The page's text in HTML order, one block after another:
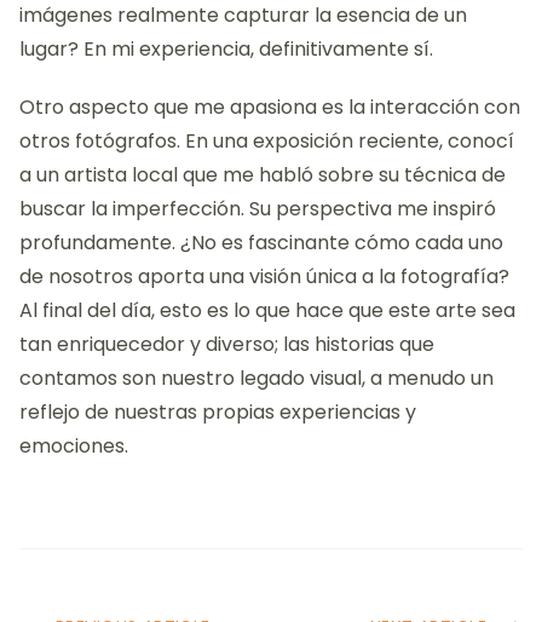
imágenes realmente capturar la esencia de un
lugar? En mi experiencia, definitivamente sí.
Otro aspecto que me apasiona es la interacción con
otros fotógrafos. En una exposición reciente, conocí
a un artista local que me habló sobre su técnica de
buscar la imperfección. Su perspectiva me inspiró
profundamente. ¿No es fascinante cómo cada uno
de nosotros aporta una visión única a la fotografía?
Al final del día, esto es lo que hace que este arte sea
tan enriquecedor y diverso; las historias que
contamos son nuestro legado visual, a menudo un
reflejo de nuestras propias experiencias y
emociones.